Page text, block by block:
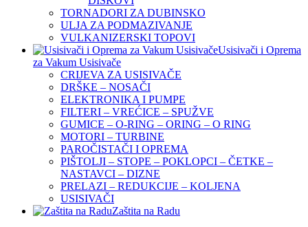
TORNADORI ZA DUBINSKO
ULJA ZA PODMAZIVANJE
VULKANIZERSKI TOPOVI
Usisivači i Oprema
za Vakum Usisivače
CRIJEVA ZA USISIVAČE
DRŠKE – NOSAČI
ELEKTRONIKA I PUMPE
FILTERI – VREĆICE – SPUŽVE
GUMICE – O-RING – ORING – O RING
MOTORI – TURBINE
PAROČISTAČI I OPREMA
PIŠTOLJI – STOPE – POKLOPCI – ČETKE –
NASTAVCI – DIZNE
PRELAZI – REDUKCIJE – KOLJENA
USISIVAČI
Zaštita na Radu